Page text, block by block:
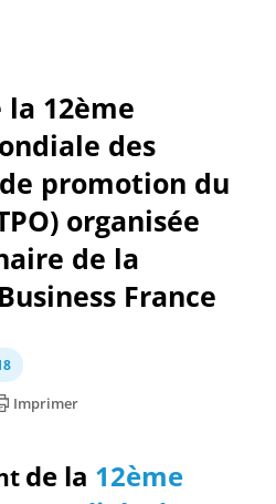
12ème
des
promotion du
organisée
de la
France
Imprimer
de la 12ème